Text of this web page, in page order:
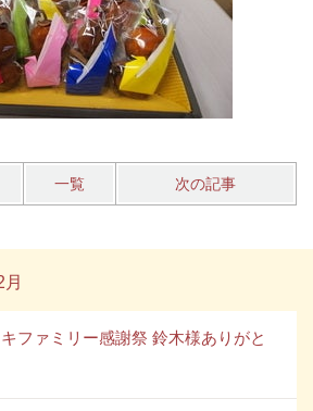
一覧 次の記事
ファミリー感謝祭 鈴木様ありがと